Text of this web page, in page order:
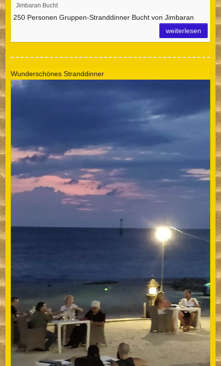
Jimbaran Bucht
250 Personen Gruppen-Stranddinner Bucht von Jimbaran
weiterlesen
Wunderschönes Stranddinner